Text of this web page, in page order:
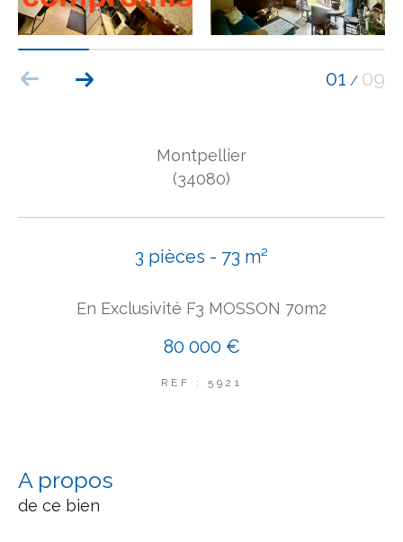
01 / 09
Montpellier
(34080)
3 pièces - 73 m²
En Exclusivité F3 MOSSON 70m2
80 000 €
REF : 5921
a propos
de ce bien
TERRASSE PARKING PISCINE